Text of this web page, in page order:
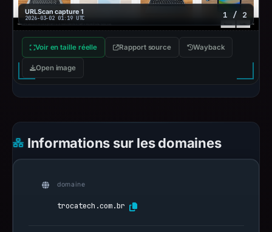
URLScan capture 1
2026-03-02 01:19 UTC 1 / 2
Voir en taille réelle Rapport source Wayback
Open image
Informations sur les domaines
domaine
trocatech.com.br